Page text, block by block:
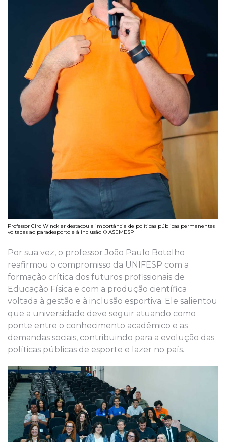
Professor Ciro Winckler destacou a importância de políticas públicas permanentes
voltadas ao paradesporto e à inclusão © ASEMESP
Por sua vez, o professor João Paulo Botelho
reafirmou o compromisso da UNIFESP com a
formação crítica dos futuros profissionais de
Educação Física e com a produção científica
voltada à gestão e à inclusão esportiva. Ele salientou
que a universidade deve seguir atuando como
ponte entre o conhecimento acadêmico e as
demandas sociais, contribuindo para a evolução das
políticas públicas de esporte e lazer no país.